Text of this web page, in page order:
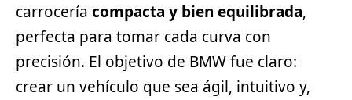
carrocería compacta y bien equilibrada,
perfecta para tomar cada curva con
precisión. El objetivo de BMW fue claro:
crear un vehículo que sea ágil, intuitivo y,